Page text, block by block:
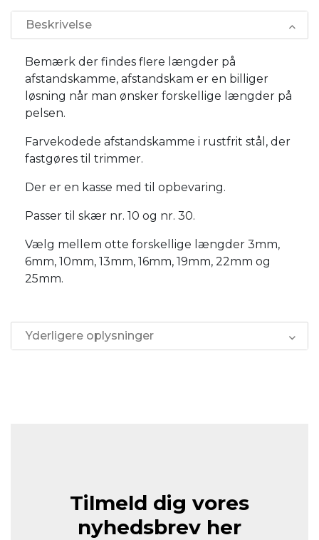
Beskrivelse
Bemærk der findes flere længder på
afstandskamme, afstandskam er en billiger
løsning når man ønsker forskellige længder på
pelsen.
Farvekodede afstandskamme i rustfrit stål, der
fastgøres til trimmer.
Der er en kasse med til opbevaring.
Passer til skær nr. 10 og nr. 30.
Vælg mellem otte forskellige længder 3mm,
6mm, 10mm, 13mm, 16mm, 19mm, 22mm og
25mm.
Yderligere oplysninger
Tilmeld dig vores
nyhedsbrev her